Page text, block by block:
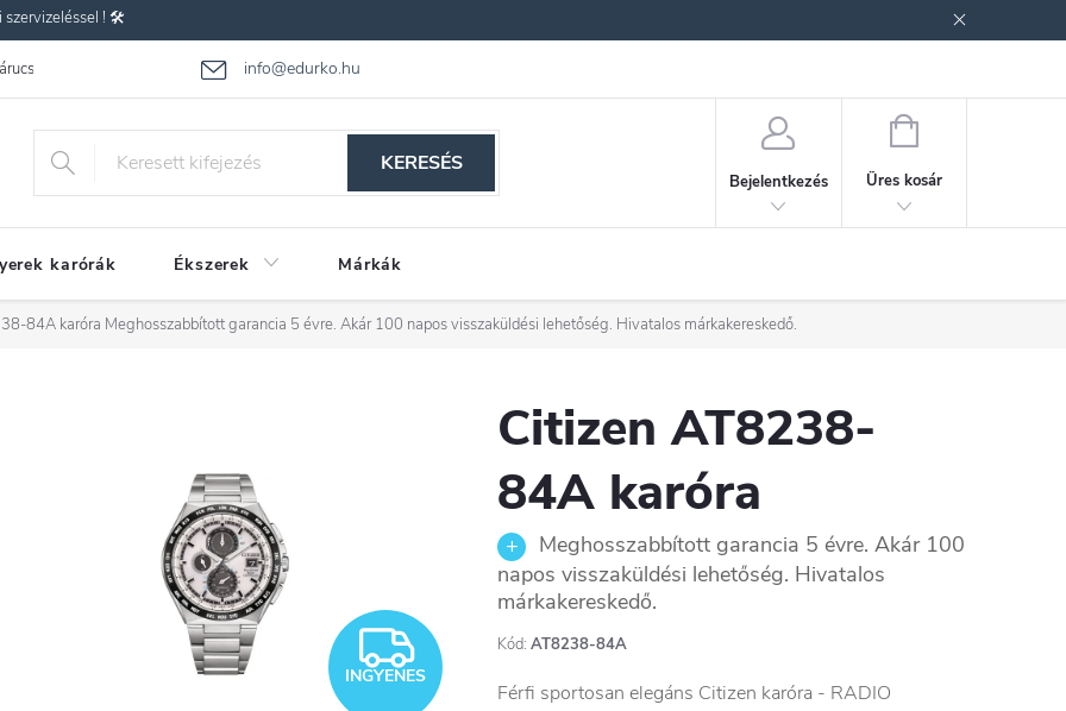
szervizeléssel ! 🛠️
info@edurko.hu
Gyakran ismételt kérdések
KERESÉS
Bejelentkezés
KOSÁR
Üres kosár
karórák Ékszerek Márkák
84A karóra Meghosszabbított garancia 5 évre. Akár 100 napos visszaküldési lehetőség. Hivatalos márkakereskedő.
INGYENES
INGYENES
Citizen AT8238-
84A karóra
Meghosszabbított garancia 5 évre. Akár 100
napos visszaküldési lehetőség. Hivatalos
márkakereskedő.
Kód: AT8238-84A
Férfi sportosan elegáns Citizen karóra - RADIO